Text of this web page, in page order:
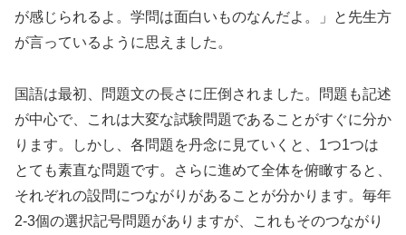
が感じられるよ。学問は面白いものなんだよ。」と先生方
が言っているように思えました。
国語は最初、問題文の長さに圧倒されました。問題も記述
が中心で、これは大変な試験問題であることがすぐに分か
ります。しかし、各問題を丹念に見ていくと、1つ1つは
とても素直な問題です。さらに進めて全体を俯瞰すると、
それぞれの設問につながりがあることが分かります。毎年
2-3個の選択記号問題がありますが、これもそのつながり